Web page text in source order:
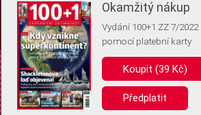
Pro základní fungování webu nepotřebujeme
(tzv. cookies apod.). Rádi bychom vás ale
uložením volitelných informací:
Okamžitý nákup
Vydání 100+1 ZZ 7/
pomocí platební karty
Koupit (39 Kč)
Předplatit